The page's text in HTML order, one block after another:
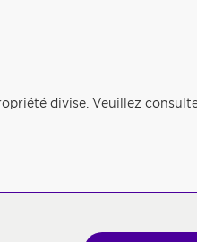
divise. Veuillez